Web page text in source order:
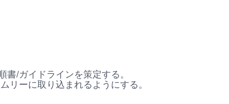
/ガイドラインを策定する。
リーに取り込まれるようにする。